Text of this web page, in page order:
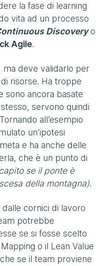
la fase di learning
vita ad un processo
Discoveryo
Agile.
ma deve validarlo per
risorse. Ha troppe
sono ancora basate
servono quindi
all’esempio
un’ipotesi
e ha anche delle
che è un punto di
se il ponte è
della montagna).
cornici di lavoro
potrebbe
se si fosse scelto
o il Lean Value
se il team proviene